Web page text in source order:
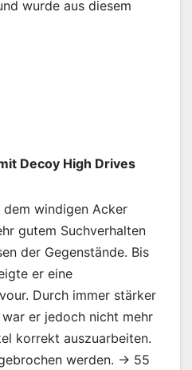
wurde aus diesem
Decoy High Drives
windigen Acker
gutem Suchverhalten
der Gegenstände. Bis
er eine
Durch immer stärker
er jedoch nicht mehr
korrekt auszuarbeiten.
werden. → 55